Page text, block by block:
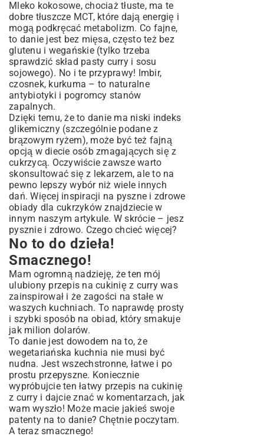
Mleko kokosowe, chociaż tłuste, ma te
dobre tłuszcze MCT, które dają energię i
mogą podkręcać metabolizm. Co fajne,
to danie jest bez mięsa, często też bez
glutenu i wegańskie (tylko trzeba
sprawdzić skład pasty curry i sosu
sojowego). No i te przyprawy! Imbir,
czosnek, kurkuma – to naturalne
antybiotyki i pogromcy stanów
zapalnych.
Dzięki temu, że to danie ma niski indeks
glikemiczny (szczególnie podane z
brązowym ryżem), może być też fajną
opcją w diecie osób zmagających się z
cukrzycą. Oczywiście zawsze warto
skonsultować się z lekarzem, ale to na
pewno lepszy wybór niż wiele innych
dań. Więcej inspiracji na pyszne i zdrowe
obiady dla cukrzyków znajdziecie w
innym naszym artykule. W skrócie – jesz
pysznie i zdrowo. Czego chcieć więcej?
No to do dzieła!
Smacznego!
Mam ogromną nadzieję, że ten mój
ulubiony przepis na cukinię z curry was
zainspirował i że zagości na stałe w
waszych kuchniach. To naprawdę prosty
i szybki sposób na obiad, który smakuje
jak milion dolarów.
To danie jest dowodem na to, że
wegetariańska kuchnia nie musi być
nudna. Jest wszechstronne, łatwe i po
prostu przepyszne. Koniecznie
wypróbujcie ten łatwy przepis na cukinię
z curry i dajcie znać w komentarzach, jak
wam wyszło! Może macie jakieś swoje
patenty na to danie? Chętnie poczytam.
A teraz smacznego!